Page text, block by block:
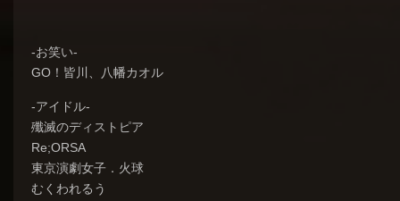
-お笑い-
GO！皆川、八幡カオル
-アイドル-
殲滅のディストピア
Re;ORSA
東京演劇女子．火球
むくわれるう